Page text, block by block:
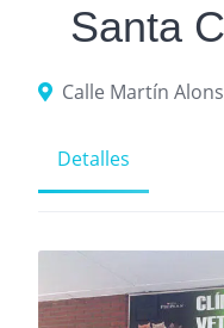
Santa
Detalles